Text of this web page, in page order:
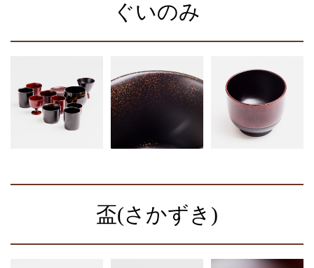
ぐいのみ
盃(さかずき)